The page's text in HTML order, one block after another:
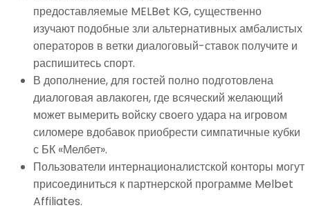
предоставляемые MELBet KG, существенно
изучают подобные зли альтернативных амбалистых
операторов в ветки диалоговый-ставок получите и
распишитесь спорт.
В дополнение, для гостей полно подготовлена
диалоговая авлакоген, где всяческий желающий
может вымерить войску своего удара на игровом
силомере вдобавок приобрести симпатичные кубки
с БК «Мелбет».
Пользователи интернационалистской конторы могут
присоединиться к партнерской программе Melbet
Affiliates.